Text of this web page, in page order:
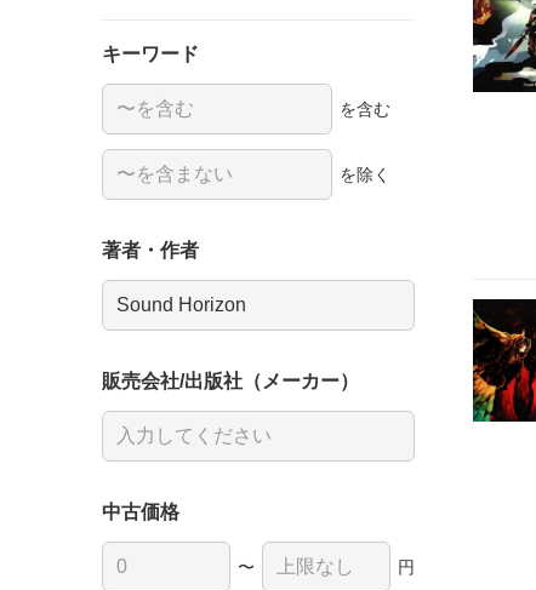
キーワード
を含む
を除く
著者・作者
販売会社/出版社（メーカー）
中古価格
〜 円